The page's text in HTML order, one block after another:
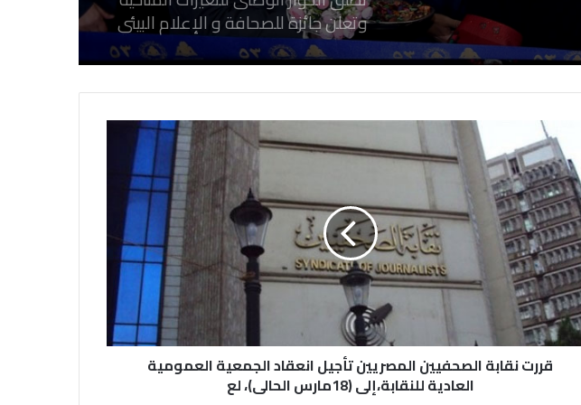
نقابة الصحفيين العراقيين تستقبل طلبة
كلية الإعلام بجامعة المستقبل في بابل
في احتفالية عيد الصحافة النجفية
بمناسبة مرور ١١٢ عاما على صدور أول
في عيد الصحافة العراقية تحية لكل
الصحفيين ولأرواح شهداء الصحافة
رئيس العراق ومجلس الوزراء والنواب
والشخصيات العامة يهنؤن الصحفيين
العراقيين
قررت نقابة الصحفيين المصريين تأجيل انعقاد الجمعية العمومية
العادية للنقابة،إلى (18مارس الحالى)، لع